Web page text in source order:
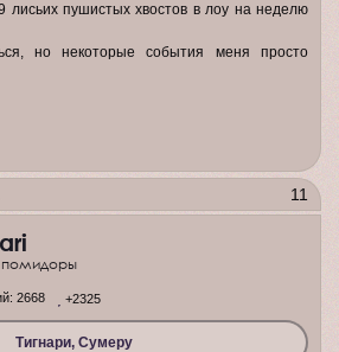
лисьих пушистых хвостов в лоу на неделю
но некоторые события меня просто
11
Тигнари, Сумеру
2668 +2325